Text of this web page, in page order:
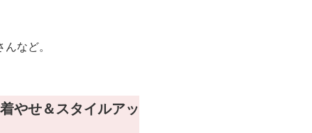
など。
やせ＆スタイルアッ